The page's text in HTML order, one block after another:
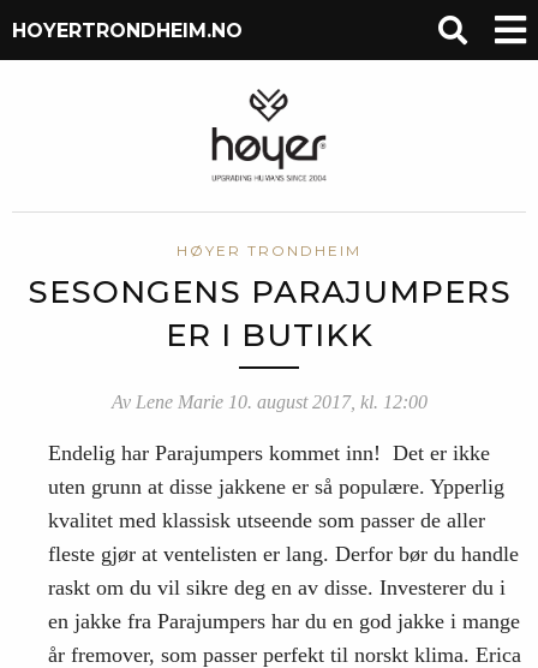
HOYERTRONDHEIM.NO
HØYER TRONDHEIM
SESONGENS PARAJUMPERS
ER I BUTIKK
Av Lene Marie 10. august 2017, kl. 12:00
Endelig har Parajumpers kommet inn! Det er ikke
uten grunn at disse jakkene er så populære. Ypperlig
kvalitet med klassisk utseende som passer de aller
fleste gjør at ventelisten er lang. Derfor bør du handle
raskt om du vil sikre deg en av disse. Investerer du i
en jakke fra Parajumpers har du en god jakke i mange
år fremover, som passer perfekt til norskt klima. Erica